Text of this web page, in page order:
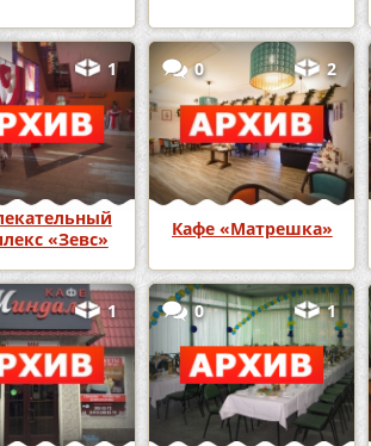
1
«Зевс»
0 2
Кафе «Матрешка»
1 0 1